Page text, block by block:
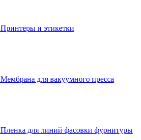
Принтеры и этикетки
Мембрана для вакуумного пресса
Пленка для линий фасовки фурнитуры